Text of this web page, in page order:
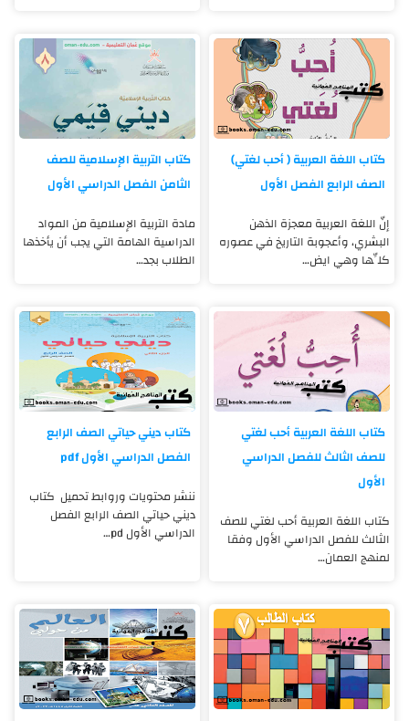
كتاب اللغة العربية ( أحب لغتي)
الصف الرابع الفصل الأول
إنّ اللغة العربية معجزة الذهن
البشري، وأعجوبة التاريخ في عصوره
كلِّها وهي ايض…
كتاب التربية الإسلامية للصف
الثامن الفصل الدراسي الأول
مادة التربية الإسلامية من المواد
الدراسية الهامة التي يجب أن يأخذها
الطلاب بجد…
كتاب اللغة العربية أحب لغتي
للصف الثالث للفصل الدراسي
الأول
كتاب اللغة العربية أحب لغتي للصف
الثالث للفصل الدراسي الأول وفقا
لمنهج العمان…
كتاب ديني حياتي الصف الرابع
الفصل الدراسي الأول pdf
ننشر محتويات وروابط تحميل كتاب
ديني حياتي الصف الرابع الفصل
الدراسي الأول pd…